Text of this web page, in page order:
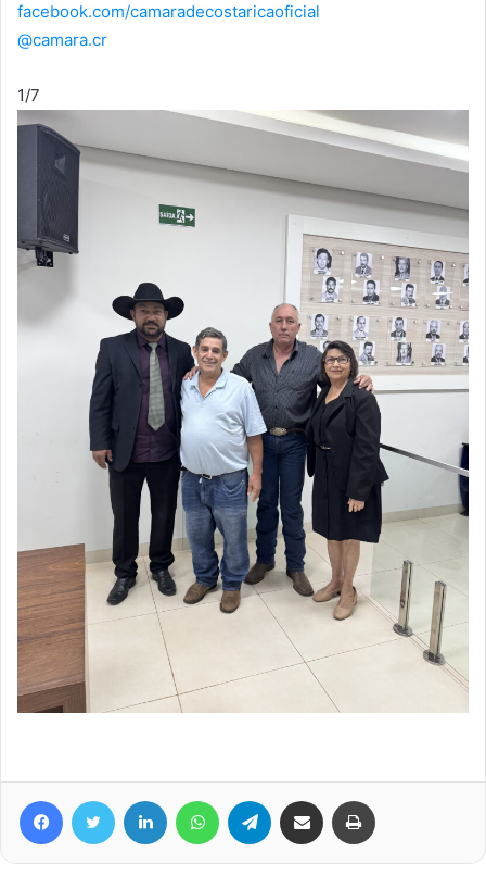
facebook.com/camaradecostaricaoficial
@camara.cr
1/7
FacebookTwitter Linkedin WhatsAppTelegram Compartilhar via e-mail